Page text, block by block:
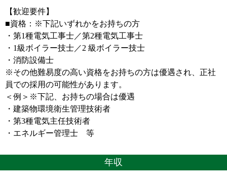
【歓迎要件】
■資格：※下記いずれかをお持ちの方
・第1種電気工事士／第2種電気工事士
・1級ボイラー技士／2 級ボイラー技士
・消防設備士
※その他難易度の高い資格をお持ちの方は優遇され、正社
員での採用の可能性があります。
＜例＞※下記、お持ちの場合は優遇
・建築物環境衛生管理技術者
・第3種電気主任技術者
・エネルギー管理士 等
年収